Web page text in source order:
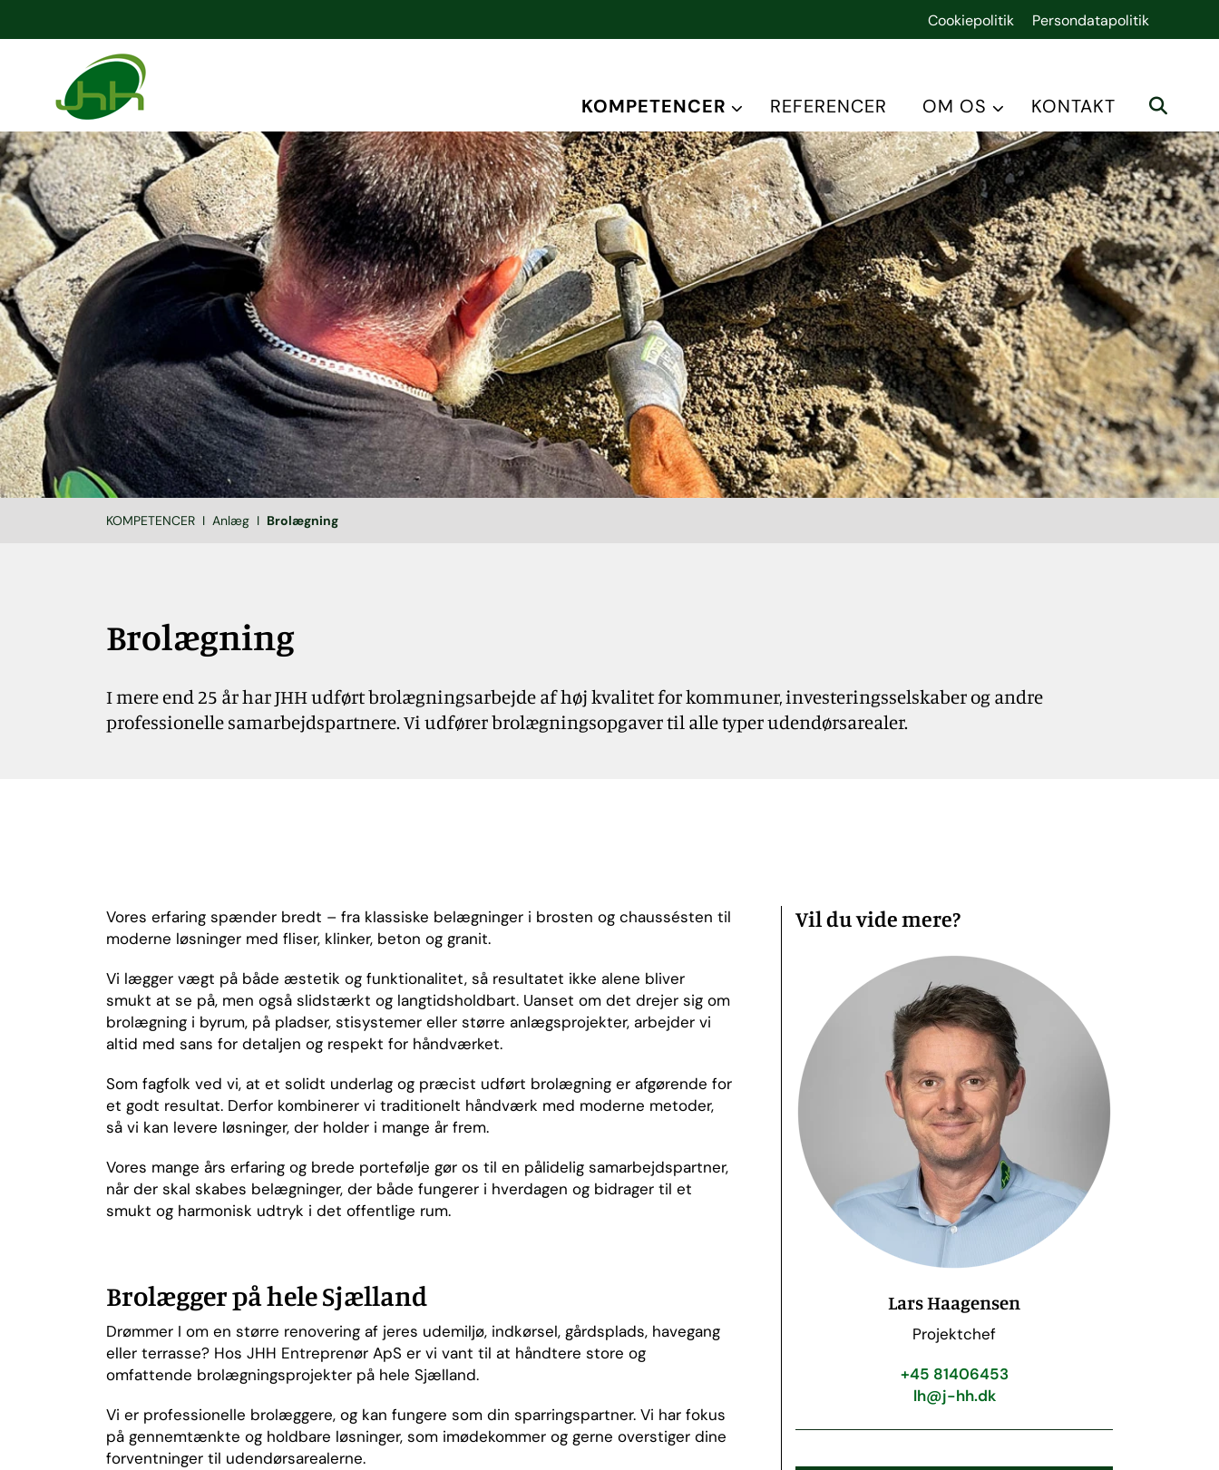
Cookiepolitik Persondatapolitik
KOMPETENCER REFERENCER OM OS KONTAKT
KOMPETENCER Anlæg Brolægning
Brolægning
I mere end 25 år har JHH udført brolægningsarbejde af høj kvalitet for kommuner, investeringsselskaber og andre
professionelle samarbejdspartnere. Vi udfører brolægningsopgaver til alle typer udendørsarealer.
Vores erfaring spænder bredt – fra klassiske belægninger i brosten og chaussésten til
moderne løsninger med fliser, klinker, beton og granit.
Vi lægger vægt på både æstetik og funktionalitet, så resultatet ikke alene bliver
smukt at se på, men også slidstærkt og langtidsholdbart. Uanset om det drejer sig om
brolægning i byrum, på pladser, stisystemer eller større anlægsprojekter, arbejder vi
altid med sans for detaljen og respekt for håndværket.
Som fagfolk ved vi, at et solidt underlag og præcist udført brolægning er afgørende for
et godt resultat. Derfor kombinerer vi traditionelt håndværk med moderne metoder,
så vi kan levere løsninger, der holder i mange år frem.
Vores mange års erfaring og brede portefølje gør os til en pålidelig samarbejdspartner,
når der skal skabes belægninger, der både fungerer i hverdagen og bidrager til et
smukt og harmonisk udtryk i det offentlige rum.
Brolægger på hele Sjælland
Drømmer I om en større renovering af jeres udemiljø, indkørsel, gårdsplads, havegang
eller terrasse? Hos JHH Entreprenør ApS er vi vant til at håndtere store og
omfattende brolægningsprojekter på hele Sjælland.
Vi er professionelle brolæggere, og kan fungere som din sparringspartner. Vi har fokus
på gennemtænkte og holdbare løsninger, som imødekommer og gerne overstiger dine
forventninger til udendørsarealerne.
Vil du vide mere?
Lars Haagensen
Projektchef
+45 81406453
lh@j-hh.dk